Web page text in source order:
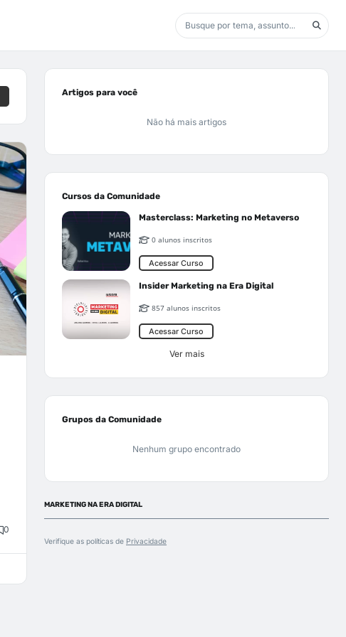
0
Artigos para você
Não há mais artigos
Cursos da Comunidade
Masterclass: Marketing no Metaverso
0 alunos inscritos
Acessar Curso
Insider Marketing na Era Digital
857 alunos inscritos
Acessar Curso
Ver mais
Grupos da Comunidade
Nenhum grupo encontrado
MARKETING NA ERA DIGITAL
Verifique as políticas de Privacidade